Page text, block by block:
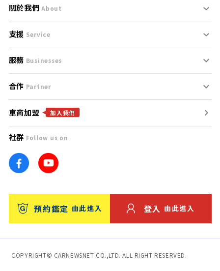
關於我們 About
刊登規範
服務條款
免責聲明
隱私權政策
團隊
車訊網
台灣優良中古車商大獎
支援 Service
支援中心
聯絡我們
服務 Businesses
什麼是Goo鑑定？
找好車
找好店
找海外車
消費者評價
保固
合作 Partner
合作夥伴
廣告合作
車商加盟 加入我們
社群 Follow us on
預約鑑定 由此進入 登入 由此進入
COPYRIGHT© CARNEWSNET CO.,LTD. ALL RIGHT RESERVED.